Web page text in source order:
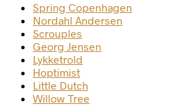
Spring Copenhagen
Nordahl Andersen
Scrouples
Georg Jensen
Lykketrold
Hoptimist
Little Dutch
Willow Tree